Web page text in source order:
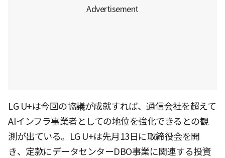
LG U+は今回の協議が成就すれば、通信会社を超えて
AIインフラ事業者としての地位を強化できるとの観
測が出ている。LG U+は先月13日に取締役会を開
き、定款にデータセンターDBO事業に関連する投資